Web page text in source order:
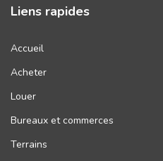
Liens rapides
Accueil
Acheter
Louer
Bureaux et commerces
Terrains